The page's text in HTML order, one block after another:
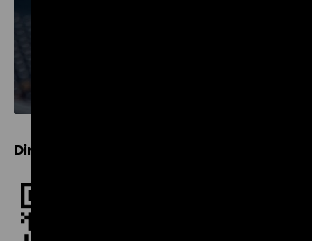
Direkt zum Guide